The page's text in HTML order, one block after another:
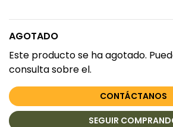
AGOTADO
Este producto se ha agotado.
consulta sobre el.
CONTÁCTANOS
SEGUIR